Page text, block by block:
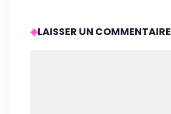
LAISSER UN COMMENTAIRE